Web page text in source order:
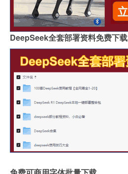
DeepSeek全套部署资料免费下载